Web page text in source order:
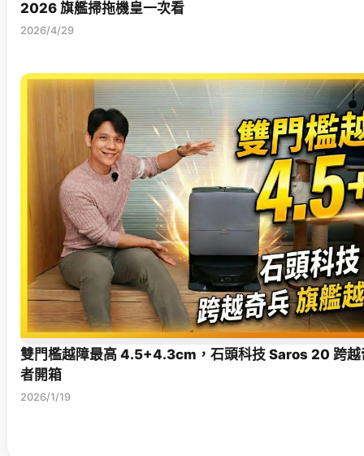
2026 旗艦掃拖機皇一次看
2026/4/29
雙門檻越障最高 4.5+4.3cm，石頭科技 Saros 20 跨越
者開箱
2026/1/19